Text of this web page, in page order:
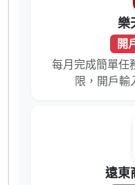
樂
開
每月完成簡單任
限，開戶輸
遠東